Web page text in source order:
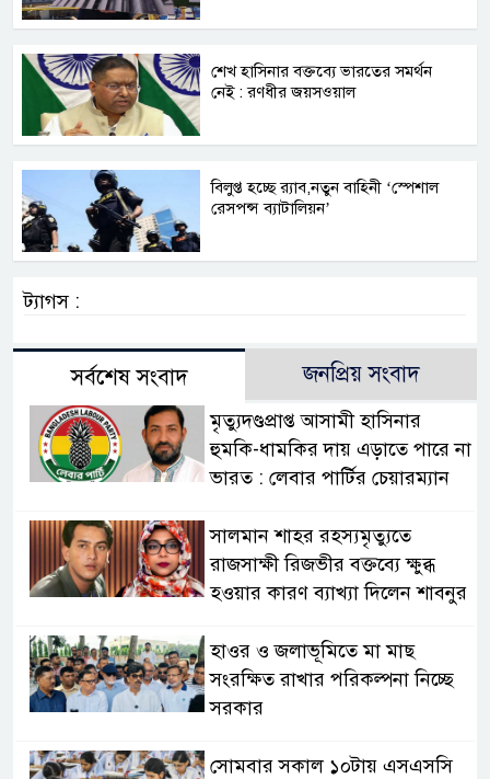
শেখ হাসিনার বক্তব্যে ভারতের সমর্থন
নেই : রণধীর জয়সওয়াল
বিলুপ্ত হচ্ছে র‍্যাব,নতুন বাহিনী ‘স্পেশাল
রেসপন্স ব্যাটালিয়ন’
ট্যাগস :
সর্বশেষ সংবাদ জনপ্রিয় সংবাদ
মৃত্যুদণ্ডপ্রাপ্ত আসামী হাসিনার
হুমকি-ধামকির দায় এড়াতে পারে না
ভারত : লেবার পার্টির চেয়ারম্যান
সালমান শাহর রহস্যমৃত্যুতে
রাজসাক্ষী রিজভীর বক্তব্যে ক্ষুব্ধ
হওয়ার কারণ ব্যাখ্যা দিলেন শাবনুর
হাওর ও জলাভূমিতে মা মাছ
সংরক্ষিত রাখার পরিকল্পনা নিচ্ছে
সরকার
সোমবার সকাল ১০টায় এসএসসি